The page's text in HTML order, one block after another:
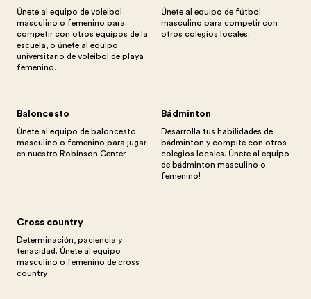
Únete al equipo de voleibol
masculino o femenino para
competir con otros equipos de la
escuela, o únete al equipo
universitario de voleibol de playa
femenino.
Únete al equipo de fútbol
masculino para competir con
otros colegios locales.
Baloncesto
Únete al equipo de baloncesto
masculino o femenino para jugar
en nuestro Robinson Center.
Bádminton
Desarrolla tus habilidades de
bádminton y compite con otros
colegios locales. Únete al equipo
de bádminton masculino o
femenino!
Cross country
Determinación, paciencia y
tenacidad. Únete al equipo
masculino o femenino de cross
country